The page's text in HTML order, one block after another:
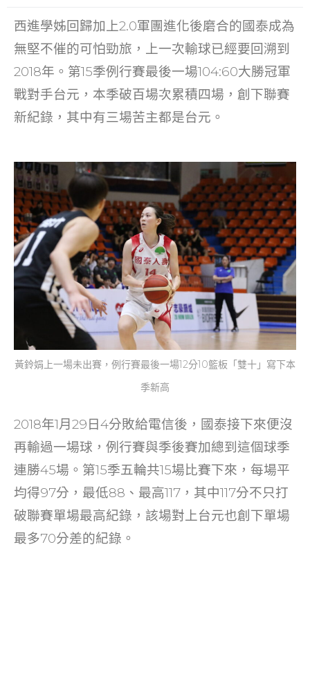
e
b
o
o
k
er l
h
at
e
dI
n
西進學姊回歸加上2.0軍團進化後磨合的國泰成為
無堅不催的可怕勁旅，上一次輸球已經要回溯到
2018年。第15季例行賽最後一場104:60大勝冠軍
戰對手台元，本季破百場次累積四場，創下聯賽
新紀錄，其中有三場苦主都是台元。
黃鈴娟上一場未出賽，例行賽最後一場12分10籃板「雙十」寫下本
季新高
2018年1月29日4分敗給電信後，國泰接下來便沒
再輸過一場球，例行賽與季後賽加總到這個球季
連勝45場。第15季五輪共15場比賽下來，每場平
均得97分，最低88、最高117，其中117分不只打
破聯賽單場最高紀錄，該場對上台元也創下單場
最多70分差的紀錄。